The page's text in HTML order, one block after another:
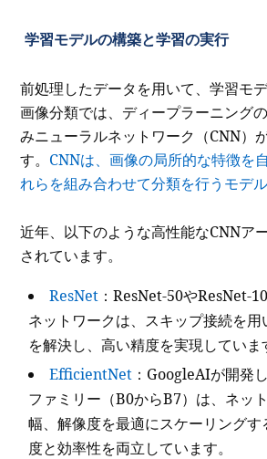
学習モデルの構築と学習の実行
前処理したデータを用いて、学習モ
画像分類では、ディープラーニング
みニューラルネットワーク（CNN）
す。 CNNは、画像の局所的な特徴を
れらを組み合わせて分類を行うモデル
近年、以下のような高性能なCNNア
されています。
ResNet ：ResNet-50やResNet-
ネットワークは、スキップ接続を
を解決し、高い精度を実現していま
EfficientNet ：GoogleAIが開発
ファミリー（B0からB7）は、ネッ
幅、解像度を最適にスケーリング
度と効率性を両立しています。